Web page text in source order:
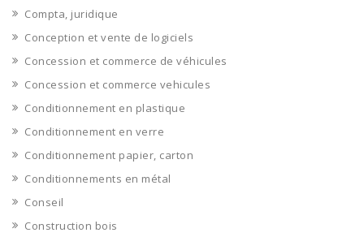
Compta, juridique
Conception et vente de logiciels
Concession et commerce de véhicules
Concession et commerce vehicules
Conditionnement en plastique
Conditionnement en verre
Conditionnement papier, carton
Conditionnements en métal
Conseil
Construction bois